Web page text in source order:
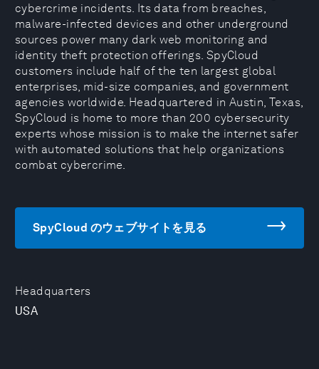
Headquarters
USA
cybercrime incidents. Its data from breaches,
malware-infected devices and other underground
sources power many dark web monitoring and
identity theft protection offerings. SpyCloud
customers include half of the ten largest global
enterprises, mid-size companies, and government
agencies worldwide. Headquartered in Austin, Texas,
SpyCloud is home to more than 200 cybersecurity
experts whose mission is to make the internet safer
with automated solutions that help organizations
combat cybercrime.
SpyCloud のウェブサイトを見る